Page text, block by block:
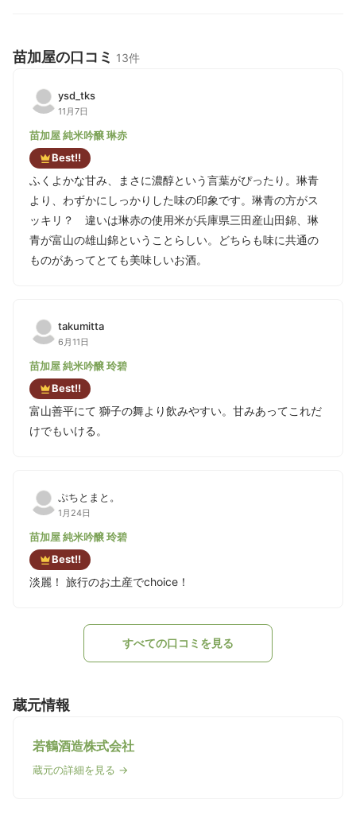
苗加屋の口コミ 13件
ysd_tks
11月7日
苗加屋 純米吟醸 琳赤
Best!!
ふくよかな甘み、まさに濃醇という言葉がぴったり。琳青
より、わずかにしっかりした味の印象です。琳青の方がス
ッキリ？ 違いは琳赤の使用米が兵庫県三田産山田錦、琳
青が富山の雄山錦ということらしい。どちらも味に共通の
ものがあってとても美味しいお酒。
takumitta
6月11日
苗加屋 純米吟醸 玲碧
Best!!
富山善平にて 獅子の舞より飲みやすい。甘みあってこれだ
けでもいける。
ぷちとまと。
1月24日
苗加屋 純米吟醸 玲碧
Best!!
淡麗！ 旅行のお土産でchoice！
すべての口コミを見る
蔵元情報
若鶴酒造株式会社
蔵元の詳細を見る →